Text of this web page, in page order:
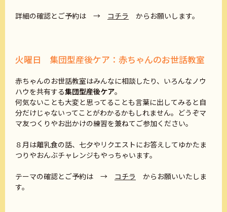
詳細の確認とご予約は → コチラ からお願いします。
火曜日 集団型産後ケア：赤ちゃんのお世話教室
赤ちゃんのお世話教室はみんなに相談したり、いろんなノウ
ハウを共有する集団型産後ケア。
何気ないことも大変と思ってることも言葉に出してみると自
分だけじゃないってことがわかるかもしれません。どうぞマ
マ友つくりやお出かけの練習を兼ねてご参加ください。
８月は離乳食の話、七夕やリクエストにお答えしてゆかたま
つりやおんぶチャレンジもやっちゃいます。
テーマの確認とご予約は → コチラ からお願いいたしま
す。